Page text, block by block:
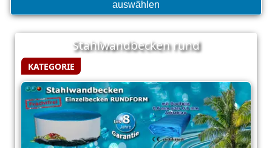
auswählen
Stahlwandbecken rund
KATEGORIE